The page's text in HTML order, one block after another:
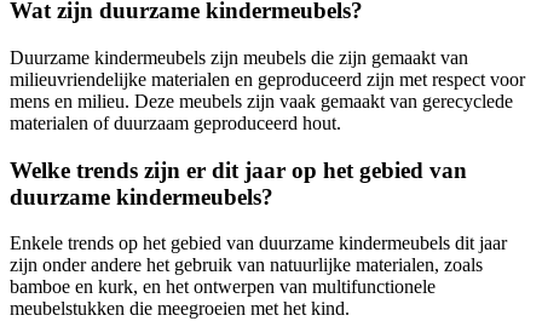
Wat zijn duurzame kindermeubels?
Duurzame kindermeubels zijn meubels die zijn gemaakt van
milieuvriendelijke materialen en geproduceerd zijn met respect voor
mens en milieu. Deze meubels zijn vaak gemaakt van gerecyclede
materialen of duurzaam geproduceerd hout.
Welke trends zijn er dit jaar op het gebied van
duurzame kindermeubels?
Enkele trends op het gebied van duurzame kindermeubels dit jaar
zijn onder andere het gebruik van natuurlijke materialen, zoals
bamboe en kurk, en het ontwerpen van multifunctionele
meubelstukken die meegroeien met het kind.